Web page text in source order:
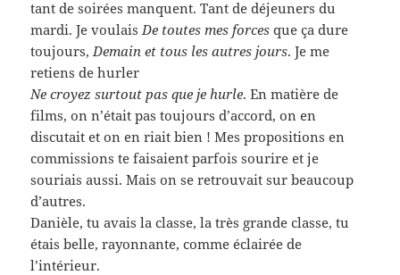
tant de soirées manquent. Tant de déjeuners du
mardi. Je voulais De toutes mes forces que ça dure
toujours, Demain et tous les autres jours. Je me
retiens de hurler
Ne croyez surtout pas que je hurle. En matière de
films, on n’était pas toujours d’accord, on en
discutait et on en riait bien ! Mes propositions en
commissions te faisaient parfois sourire et je
souriais aussi. Mais on se retrouvait sur beaucoup
d’autres.
Danièle, tu avais la classe, la très grande classe, tu
étais belle, rayonnante, comme éclairée de
l’intérieur.